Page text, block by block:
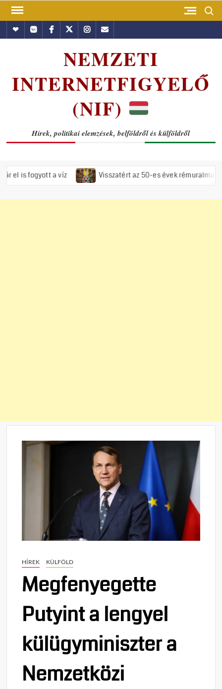
Skip
contentHundubVkontakte
Facebook
TwitterInstagram
Email
NEMZETI
INTERNETFIGYELŐ
(NIF)
Hírek, politikai elemzések, belföldről és külföldről
a víz Visszatért az 50-es évek rémuralma: Megszavazta
HÍREK KÜLFÖLD
Megfenyegette
Putyint a lengyel
külügyminiszter a
Nemzetközi